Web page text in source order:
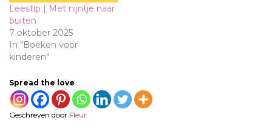
Leestip | Met nijntje naar
buiten
7 oktober 2025
In "Boeken voor
kinderen"
Spread the love
Geschreven door Fleur